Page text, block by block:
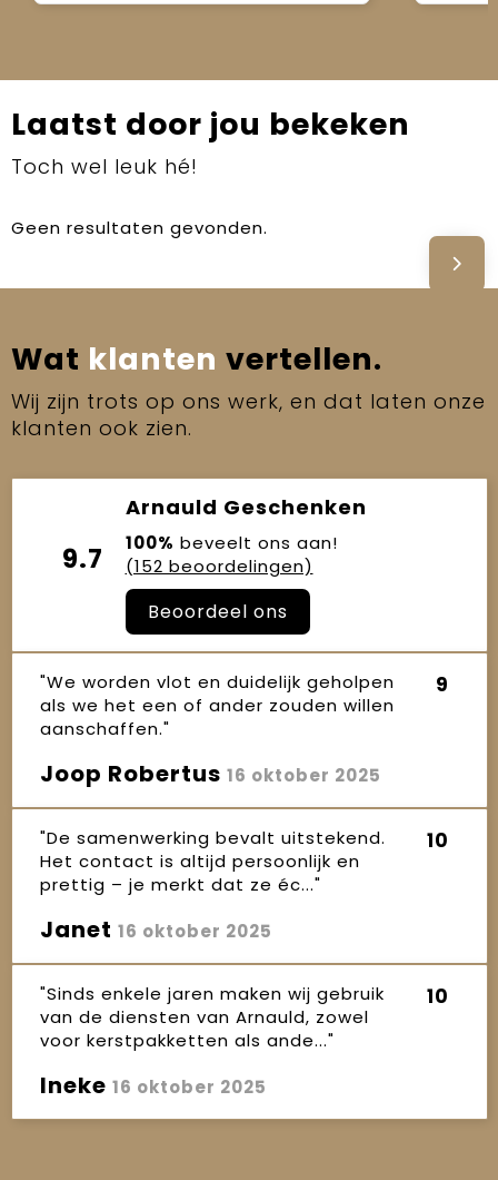
Laatst door jou bekeken
Toch wel leuk hé!
Geen resultaten gevonden.
Wat klanten vertellen.
Wij zijn trots op ons werk, en dat laten onze
klanten ook zien.
9.7
Arnauld Geschenken
100% beveelt ons aan!
(152 beoordelingen)
Beoordeel ons
"We worden vlot en duidelijk geholpen
als we het een of ander zouden willen
aanschaffen."
9
Joop Robertus 16 oktober 2025
"De samenwerking bevalt uitstekend.
Het contact is altijd persoonlijk en
prettig – je merkt dat ze éc..."
10
Janet 16 oktober 2025
"Sinds enkele jaren maken wij gebruik
van de diensten van Arnauld, zowel
voor kerstpakketten als ande..."
10
Ineke 16 oktober 2025